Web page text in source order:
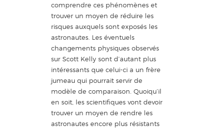
comprendre ces phénomènes et
trouver un moyen de réduire les
risques auxquels sont exposés les
astronautes. Les éventuels
changements physiques observés
sur Scott Kelly sont d’autant plus
intéressants que celui-ci a un frère
jumeau qui pourrait servir de
modèle de comparaison. Quoiqu’il
en soit, les scientifiques vont devoir
trouver un moyen de rendre les
astronautes encore plus résistants